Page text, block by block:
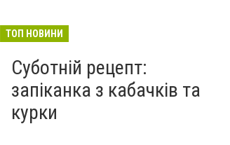
ТОП НОВИНИ
Суботній рецепт:
запіканка з кабачків та
курки